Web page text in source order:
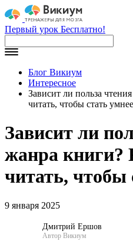
Первый урок Бесплатно!
Блог Викиум
Интересное
Зависит ли польза
читать, чтобы стать умнее
Зависит ли
жанра книги?
читать, чтобы
9 января 2025
Дмитрий Ершов
Автор Викиум